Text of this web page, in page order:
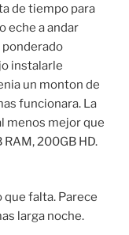
de tiempo para
eche a andar
ponderado
instalarle
un monton de
funcionara. La
menos mejor que
RAM, 200GB HD.
que falta. Parece
larga noche.